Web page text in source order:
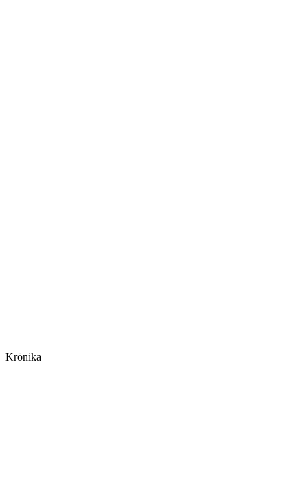
Krönika